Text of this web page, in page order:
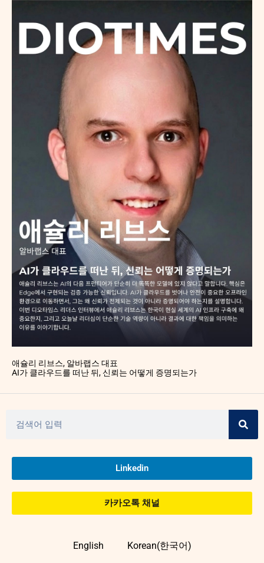
애슐리 리브스, 알바랩스 대표
AI가 클라우드를 떠난 뒤, 신뢰는 어떻게 증명되는가
Linkedin
카카오톡 채널
English Korean(한국어)